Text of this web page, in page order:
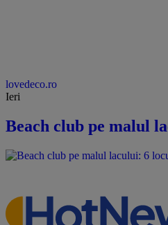
lovedeco.ro
Ieri
Beach club pe malul